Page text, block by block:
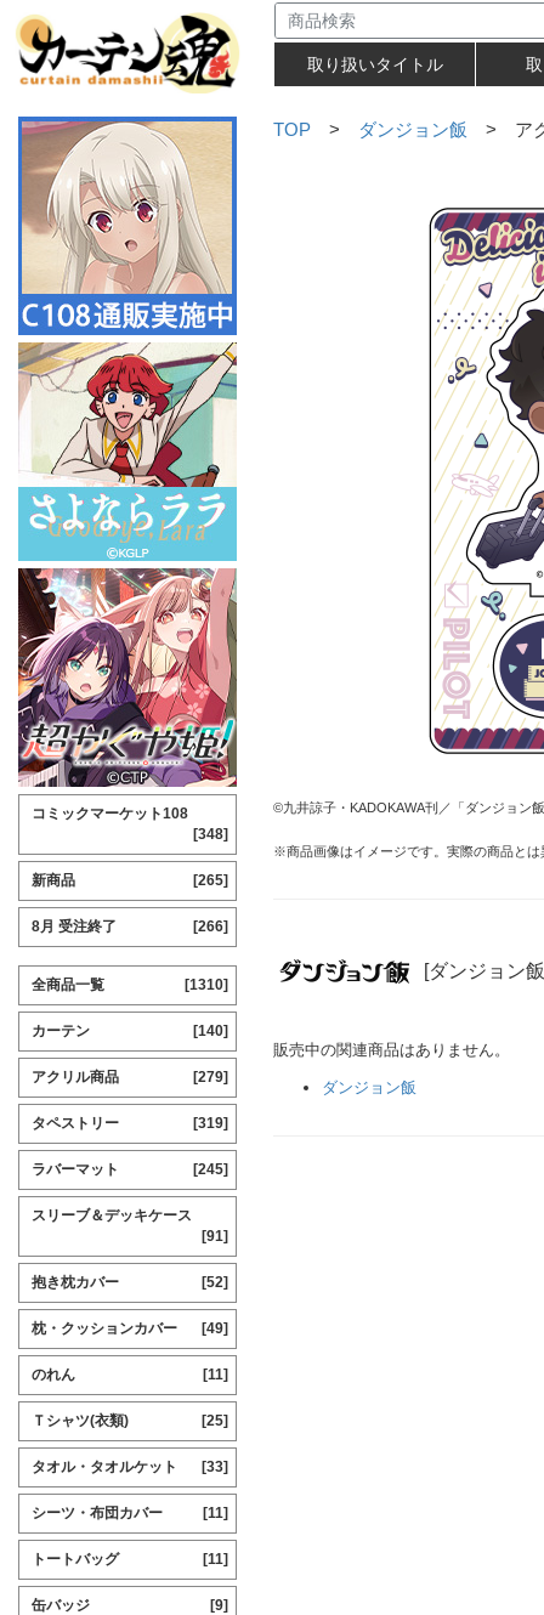
取り扱いタイトル
TOP > ダンジョン飯 > アク
©九井諒子・KADOKAWA刊／「ダンジョン
※商品画像はイメージです。実際の商品と
[ダンジョン
販売中の関連商品はありません。
ダンジョン飯
コミックマーケット108
[348]
新商品 [265]
8月 受注終了 [266]
全商品一覧 [1310]
カーテン [140]
アクリル商品 [279]
タペストリー [319]
ラバーマット [245]
スリーブ＆デッキケース
[91]
抱き枕カバー [52]
枕・クッションカバー [49]
のれん [11]
Ｔシャツ(衣類) [25]
タオル・タオルケット [33]
シーツ・布団カバー [11]
トートバッグ [11]
缶バッジ [9]